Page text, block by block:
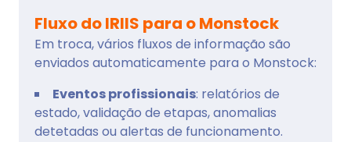
Fluxo do IRIIS para o Monstock
Em troca, vários fluxos de informação são
enviados automaticamente para o Monstock:
Eventos profissionais: relatórios de
estado, validação de etapas, anomalias
detetadas ou alertas de funcionamento.